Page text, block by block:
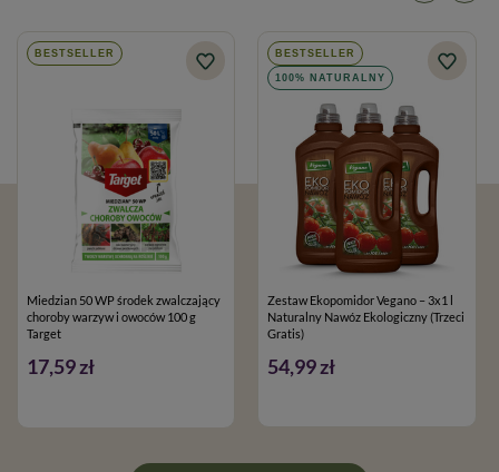
BESTSELLER
Miedzian 50 WP środek zwalczający
choroby warzyw i owoców 100 g
Target
17,59 zł
BESTSELLER
100% NATURALNY
Zestaw Ekopomidor Vegano – 3x1 l
Naturalny Nawóz Ekologiczny (Trzeci
Gratis)
54,99 zł